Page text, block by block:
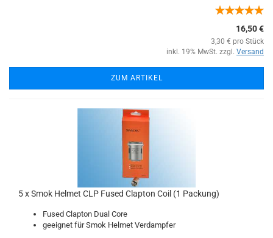
16,50 €
3,30 € pro Stück
inkl. 19% MwSt. zzgl. Versand
ZUM ARTIKEL
5 x Smok Helmet CLP Fused Clapton Coil (1 Packung)
Fused Clapton Dual Core
geeignet für Smok Helmet Verdampfer